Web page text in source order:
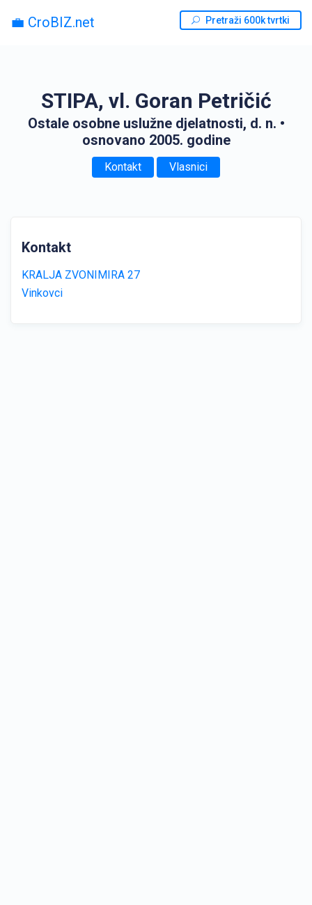
💼 CroBIZ.net Pretraži 600k tvrtki
STIPA, vl. Goran Petričić
Ostale osobne uslužne djelatnosti, d. n. •
osnovano 2005. godine
Kontakt Vlasnici
Kontakt
KRALJA ZVONIMIRA 27
Vinkovci